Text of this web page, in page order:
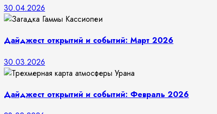
30.04.2026
Дайджест открытий и событий: Март 2026
30.03.2026
Дайджест открытий и событий: Февраль 2026